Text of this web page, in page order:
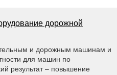
дорожной
и дорожным машинам и
для машин по
результат – повышение